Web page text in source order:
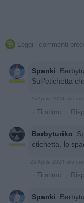
 Leggi i commenti
Spanki:
Sull'etichetta
26 Aprile 2024 alle
· Ti stimo ·
Barbyturiko:
etichetta, lo
26 Aprile 2024 alle ore
· Ti stimo ·
Spanki: